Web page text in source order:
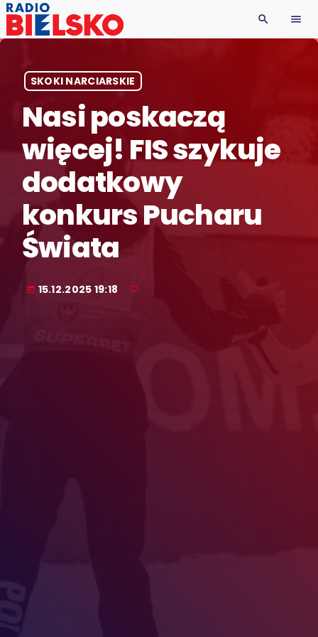
search menu
SKOKI NARCIARSKIE
Nasi poskaczą
więcej! FIS szykuje
dodatkowy
konkurs Pucharu
Świata
today 15.12.2025 19:18